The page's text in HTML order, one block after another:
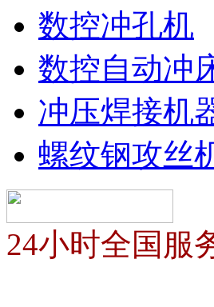
数控冲孔机
数控自动冲
冲压焊接机
螺纹钢攻丝
24小时全国服